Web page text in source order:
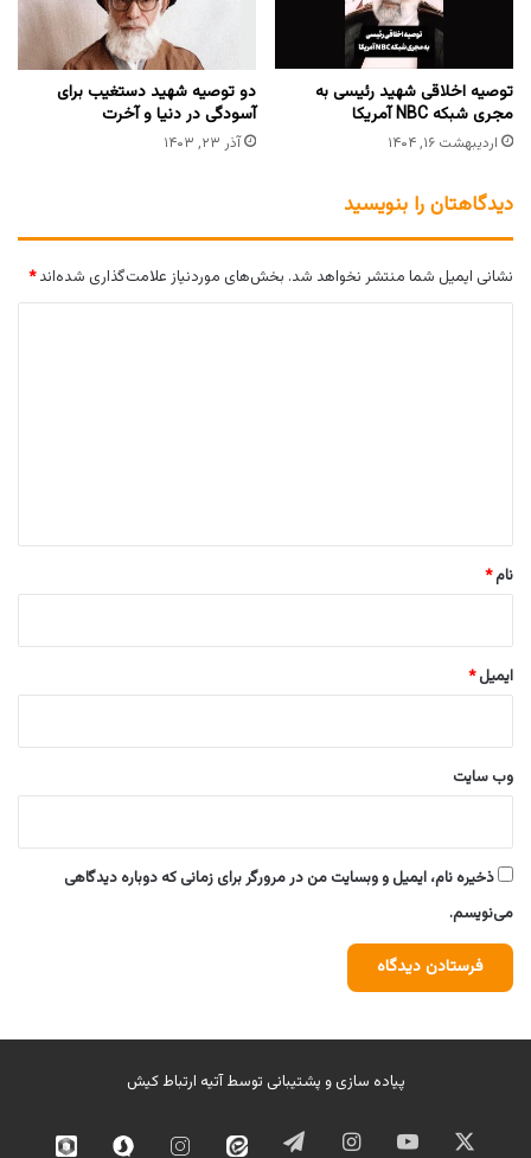
توصیه اخلاقی شهید رئیسی به
مجری شبکه NBC آمریکا
اردیبهشت ۱۶, ۱۴۰۴
دو توصیه شهید دستغیب برای
آسودگی در دنیا و آخرت
آذر ۲۳, ۱۴۰۳
دیدگاهتان را بنویسید
نشانی ایمیل شما منتشر نخواهد شد. بخش‌های موردنیاز علامت‌گذاری شده‌اند*
نام*
ایمیل*
وب‌ سایت
ذخیره نام، ایمیل و وبسایت من در مرورگر برای زمانی که دوباره دیدگاهی
می‌نویسم.
پیاده سازی و پشتیبانی توسطآتیه ارتباط کیش
ایکس یوتیوب اینستاگرامتلگرام ایتا اینستاگرامسروش